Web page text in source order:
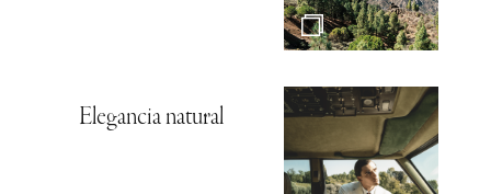
Elegancia natural